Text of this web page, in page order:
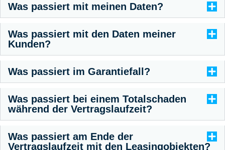
Was passiert mit meinen Daten?
Was passiert mit den Daten meiner
Kunden?
Was passiert im Garantiefall?
Was passiert bei einem Totalschaden
während der Vertragslaufzeit?
Was passiert am Ende der
Vertragslaufzeit mit den Leasingobjekten?